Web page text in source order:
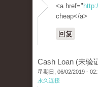
<a href="
cheap</a>
回复
Cash Loan (未验
星期日, 06/02/2019 -
永久连接